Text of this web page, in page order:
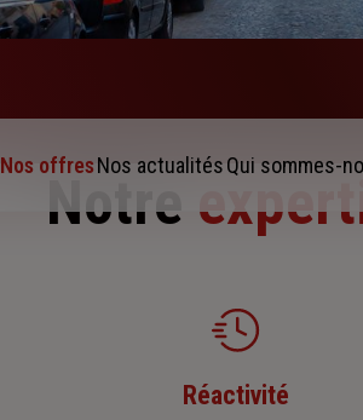
Nos offresNos actualitésQui sommes-
Notre
Réactivité